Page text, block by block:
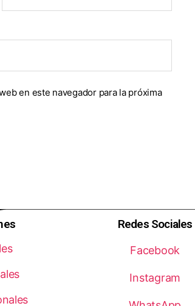
en este navegador para la próxima
Redes Sociales
Facebook
Instagram